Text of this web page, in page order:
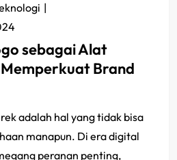
sebagai Alat
Brand
adalah hal yang tidak bisa
manapun. Di era digital
peranan penting,